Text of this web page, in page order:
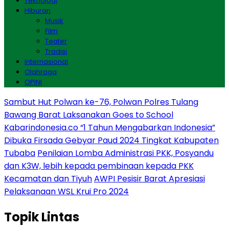
Hiburan
Musik
Film
Teater
Tradisi
Internasional
Olahraga
OPINI
Sambut Hut Polwan ke-76, Polwan Polres Tulang
Bawang Barat Laksanakan Goes to School
Kabarindonesia.co “1 Tahun Mengabarkan Indonesia”
Dibuka Firsada Gebyar Paud 2024 Tingkat Kabupaten
Tubaba Penilaian Lomba Administrasi PKK, Posyandu
dan K3W, lebih kepada pembinaan kepada PKK
Kecamatan dan TiyuhAWPI Pesisir Barat Apresiasi
Pelaksanaan WSL Krui Pro 2024
TopikLintas